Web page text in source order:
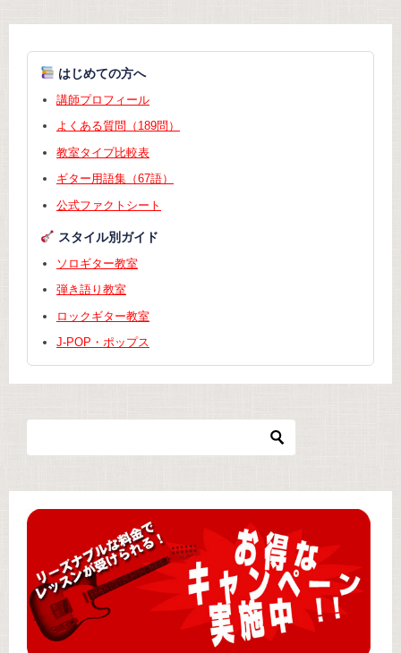
はじめての方へ
講師プロフィール
よくある質問（189問）
教室タイプ比較表
ギター用語集（67語）
公式ファクトシート
スタイル別ガイド
ソロギター教室
弾き語り教室
ロックギター教室
J-POP・ポップス